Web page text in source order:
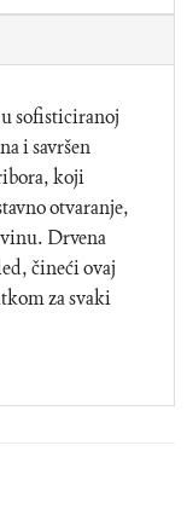
sofisticiranoj
i savršen
koji
otvaranje,
Drvena
čineći ovaj
za svaki